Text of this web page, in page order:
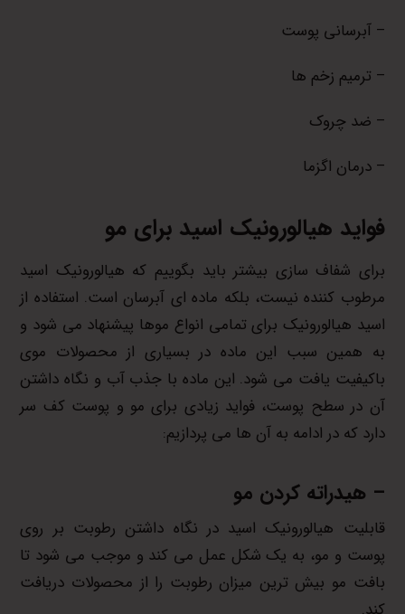
– آبرسانی پوست
– ترمیم زخم ها
– ضد چروک
– درمان اگزما
فواید هیالورونیک اسید برای مو
برای شفاف سازی بیشتر باید بگوییم که هیالورونیک اسید
مرطوب کننده نیست، بلکه ماده ای آبرسان است. استفاده از
اسید هیالورونیک برای تمامی انواع موها پیشنهاد می شود و
به همین سبب این ماده در بسیاری از محصولات موی
باکیفیت یافت می شود. این ماده با جذب آب و نگاه داشتن
آن در سطح پوست، فواید زیادی برای مو و پوست کف سر
دارد که در ادامه به آن ها می پردازیم:
– هیدراته کردن مو
قابلیت هیالورونیک اسید در نگاه داشتن رطوبت بر روی
پوست و مو، به یک شکل عمل می کند و موجب می شود تا
بافت مو بیش ترین میزان رطوبت را از محصولات دریافت